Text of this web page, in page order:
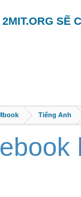
SẼ
Tiếng Anh